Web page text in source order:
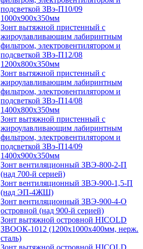
подсветкой ЗВэ-П10/09
1000х900х350мм
Зонт вытяжной пристенный с
жироулавливающим лабиринтным
фильтром, электровентилятором и
подсветкой ЗВэ-П12/08
1200х800х350мм
Зонт вытяжной пристенный с
жироулавливающим лабиринтным
фильтром, электровентилятором и
подсветкой ЗВэ-П14/08
1400х800х350мм
Зонт вытяжной пристенный с
жироулавливающим лабиринтным
фильтром, электровентилятором и
подсветкой ЗВэ-П14/09
1400х900х350мм
Зонт вентиляционный ЗВЭ-800-2-П
(над 700-й серией)
Зонт вентиляционный ЗВЭ-900-1,5-П
(над ЭП-4ЖШ)
Зонт вентиляционный ЗВЭ-900-4-О
островной (над 900-й серией)
Зонт вытяжной островной HICOLD
ЗВООК-1012 (1200х1000х400мм, нерж.
сталь)
Зонт вытяжной островной HICOLD